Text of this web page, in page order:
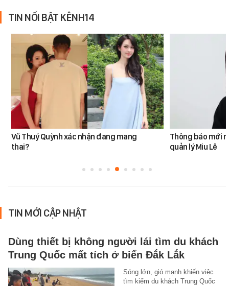
TIN NỔI BẬT KÊNH14
Vũ Thuý Quỳnh xác nhận đang mang
thai?
Thông báo mới
quản lý Miu Lê
TIN MỚI CẬP NHẬT
Dùng thiết bị không người lái tìm du khách
Trung Quốc mất tích ở biển Đắk Lắk
Sóng lớn, gió mạnh khiến việc
tìm kiếm du khách Trung Quốc